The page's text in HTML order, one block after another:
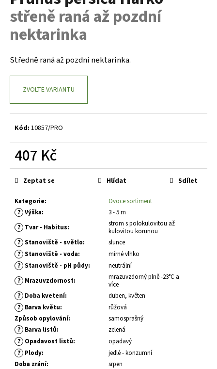
z
hvězdiček.
střeně raná až pozdní
nektarinka
Středně raná až pozdní nektarinka.
ZVOLTE VARIANTU
Kód: 10857/PRO
407 Kč
Měrná
cena:
Kategorie: Ovoce sortiment
? Výška: 3 - 5 m
? Tvar - Habitus:
strom s polokulovitou až
kulovitou korunou
? Stanoviště - světlo: slunce
? Stanoviště - voda: mírné vlhko
? Stanoviště - pH půdy: neutrální
? Mrazuvzdornost:
mrazuvzdorný plně -23°C a
více
? Doba kvetení: duben, květen
? Barva květu:
růžová
Způsob opylování: samosprašný
? Barva listů: zelená
? Opadavost listů: opadavý
? Plody:
jedlé - konzumní
Doba zrání:
srpen
Zeptat se Hlídat Sdílet
a
j
í
?
HLEDAT
D
o
o
u
u
e
m
e
ALYSSUM
SAXATILE
SUMMIT
TAŘICE
SKALNÍ
67
Kč